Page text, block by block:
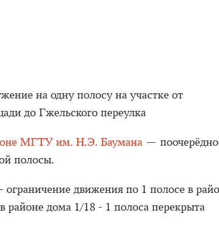
на одну полосу на участке от
до Гжельского переулка
МГТУ им. Н.Э. Баумана —
полосы.
- ограничение движения по 1 полосе в
районе дома 1/18 - 1 полоса перекрыта